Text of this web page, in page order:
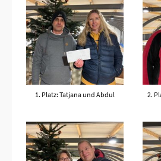
1. Platz: Tatjana und Abdul